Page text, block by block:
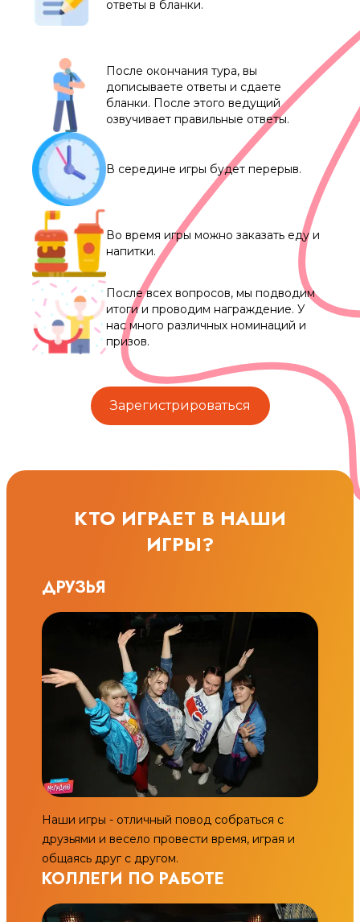
ответы в бланки.
После окончания тура, вы
дописываете ответы и сдаете
бланки. После этого ведущий
озвучивает правильные ответы.
В середине игры будет перерыв.
Во время игры можно заказать еду и
напитки.
После всех вопросов, мы подводим
итоги и проводим награждение. У
нас много различных номинаций и
призов.
Зарегистрироваться
КТО ИГРАЕТ В НАШИ
ИГРЫ?
ДРУЗЬЯ
Наши игры - отличный повод собраться с
друзьями и весело провести время, играя и
общаясь друг с другом.
КОЛЛЕГИ ПО РАБОТЕ